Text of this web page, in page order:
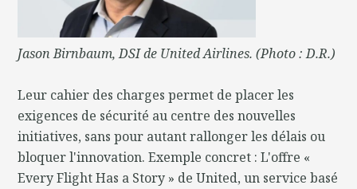
Jason Birnbaum, DSI de United Airlines. (Photo : D.R.)
Leur cahier des charges permet de placer les
exigences de sécurité au centre des nouvelles
initiatives, sans pour autant rallonger les délais ou
bloquer l'innovation. Exemple concret : L'offre «
Every Flight Has a Story » de United, un service basé